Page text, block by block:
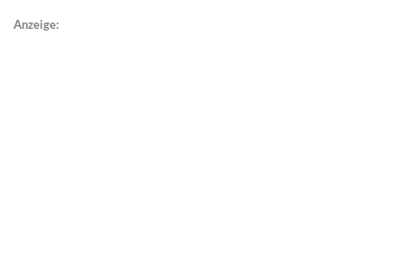
Anzeige: